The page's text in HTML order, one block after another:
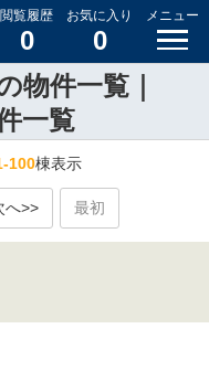
閲覧履歴
0
お気に入り
0
メニュー
物件一覧｜
一覧
棟表示
へ>> 最初